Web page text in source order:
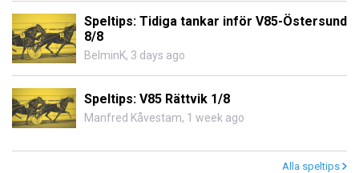
Speltips: Tidiga tankar inför V85-Östersund
8/8
BelminK, 3 days ago
Speltips: V85 Rättvik 1/8
Manfred Kåvestam, 1 week ago
Alla speltips